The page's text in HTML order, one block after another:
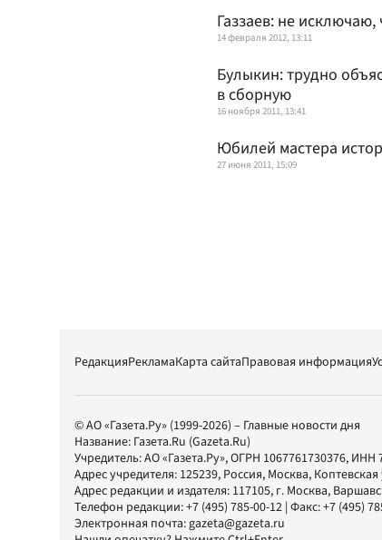
Газзаев: не
14 февраля 2012, 13:11
Булыкин: трудно
в сборную
16 ноября 2011, 13:41
Юбилей мастера
27 июня 2011, 15:09
РедакцияРекламаКарта сайтаПравовая информация
© АО «Газета.Ру» (1999-2026) – Главные новости дня
Название: Газета.Ru (Gazeta.Ru)
Учредитель:АО «Газета.Ру», ОГРН 1067761730376, ИНН
Адрес учредителя: 125239, Россия, Москва,
Адрес редакции и издателя: 117105, г. Москва,
Телефон редакции:+7 (495) 785-00-12 | Факс:+7 (495)
Электронная почта:gazeta@gazeta.ru